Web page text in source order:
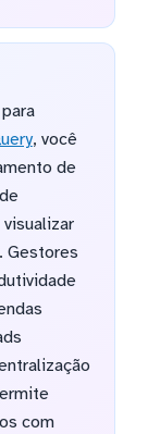
, você
de
Gestores
com